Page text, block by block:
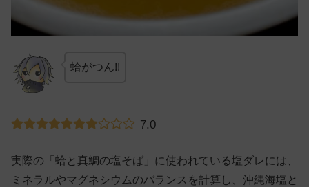
蛤がつん!!
7.0
実際の「蛤と真鯛の塩そば」に使われている塩ダレには、
ミネラルやマグネシウムのバランスを計算し、沖縄海塩と